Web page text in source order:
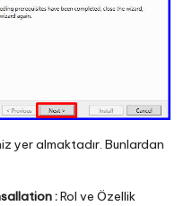
yer almaktadır. Bunlardan
:Rol ve Özellik